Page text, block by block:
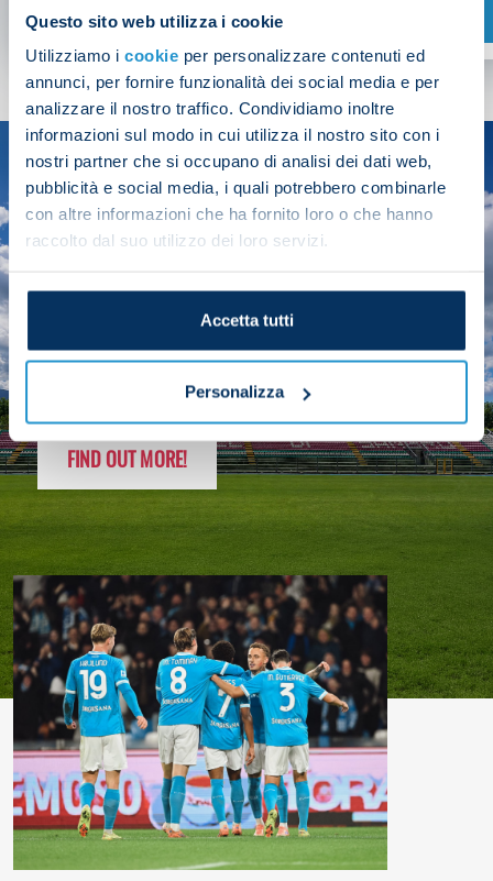
Questo sito web utilizza i cookie
Utilizziamo i cookie per personalizzare contenuti ed
annunci, per fornire funzionalità dei social media e per
analizzare il nostro traffico. Condividiamo inoltre
informazioni sul modo in cui utilizza il nostro sito con i
nostri partner che si occupano di analisi dei dati web,
pubblicità e social media, i quali potrebbero combinarle
con altre informazioni che ha fornito loro o che hanno
raccolto dal suo utilizzo dei loro servizi.
Accetta tutti
Personalizza
SHOP NOW
SEASON
2025/26
FOLLOW THE CHAMPS' JOURNEY
FIND OUT MORE!